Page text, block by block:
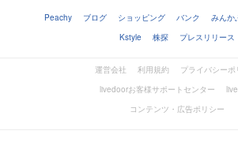
Peachy ブログ ショッピング バンク みんか
Kstyle
株探 プレスリリース
運営会社 利用規約
プライバシーポ
livedoorお客様サポートセンター
コンテンツ・広告ポリシー